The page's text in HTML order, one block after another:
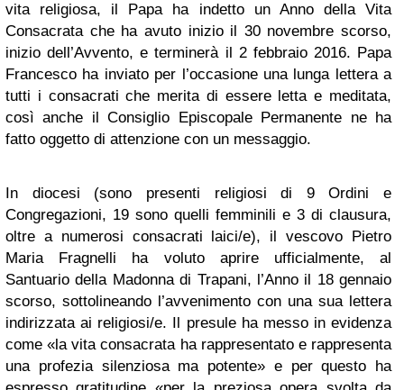
vita religiosa, il Papa ha indetto un Anno della Vita
Consacrata che ha avuto inizio il 30 novembre scorso,
inizio dell’Avvento, e terminerà il 2 febbraio 2016. Papa
Francesco ha inviato per l’occasione una lunga lettera a
tutti i consacrati che merita di essere letta e meditata,
così anche il Consiglio Episcopale Permanente ne ha
fatto oggetto di attenzione con un messaggio.
In diocesi (sono presenti religiosi di 9 Ordini e
Congregazioni, 19 sono quelli femminili e 3 di clausura,
oltre a numerosi consacrati laici/e), il vescovo Pietro
Maria Fragnelli ha voluto aprire ufficialmente, al
Santuario della Madonna di Trapani, l’Anno il 18 gennaio
scorso, sottolineando l’avvenimento con una sua lettera
indirizzata ai religiosi/e. Il presule ha messo in evidenza
come «la vita consacrata ha rappresentato e rappresenta
una profezia silenziosa ma potente» e per questo ha